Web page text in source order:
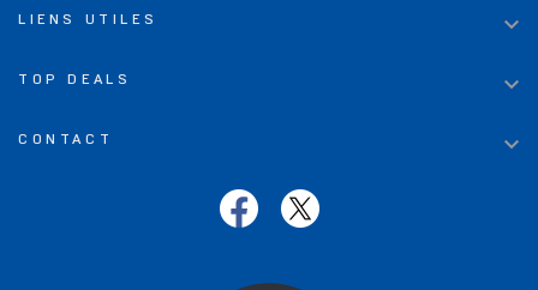
LIENS UTILES 
TOP DEALS 
CONTACT 